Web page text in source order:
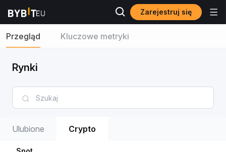
Zarejestruj się
Przegląd Kluczowe metryki
Rynki
Ulubione Crypto